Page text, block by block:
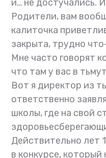
и… не достучались.
Родители, вам
калиточка
закрыта, трудно
Мне часто говорят
что там у вас в
Вот я директор из
ответственно
школы, где на свой
Действительно лет
в конкурсе,